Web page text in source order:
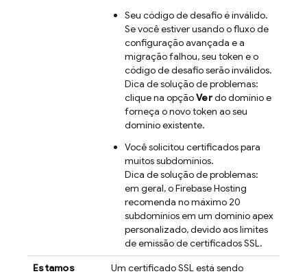
Seu código de desafio é inválido.
Se você estiver usando o fluxo de
configuração avançada e a
migração falhou, seu token e o
código de desafio serão inválidos.
Dica de solução de problemas:
clique na opçãoVerdo domínio e
forneça o novo token ao seu
domínio existente.
Você solicitou certificados para
muitos subdomínios.
Dica de solução de problemas:
em geral, oFirebase Hosting
recomenda no máximo 20
subdomínios em um domínio apex
personalizado, devido aos limites
de emissão de certificados SSL.
Estamos
Um certificado SSL está sendo